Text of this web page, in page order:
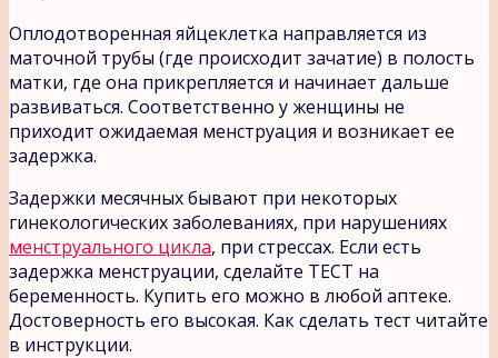
Оплодотворенная яйцеклетка направляется из
маточной трубы (где происходит зачатие) в полость
матки, где она прикрепляется и начинает дальше
развиваться. Соответственно у женщины не
приходит ожидаемая менструация и возникает ее
задержка.
Задержки месячных бывают при некоторых
гинекологических заболеваниях, при нарушениях
менструального цикла, при стрессах. Если есть
задержка менструации, сделайте ТЕСТ на
беременность. Купить его можно в любой аптеке.
Достоверность его высокая. Как сделать тест читайте
в инструкции.